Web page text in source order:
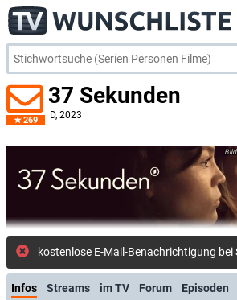
269
37 Sekunden
D, 2023
Infos Streams im TV Forum Episoden